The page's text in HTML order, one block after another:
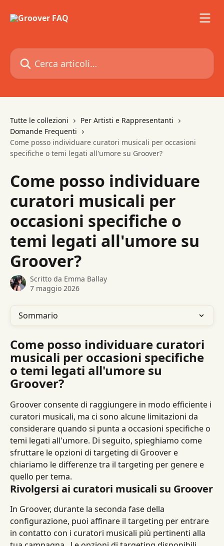
Cerca articoli…
Tutte le collezioni
Per Artisti e Rappresentanti
Domande Frequenti
Come posso individuare curatori musicali per occasioni
specifiche o temi legati all'umore su Groover?
Come posso individuare
curatori musicali per
occasioni specifiche o
temi legati all'umore su
Groover?
Scritto da Emma Ballay
7 maggio 2026
Sommario
Come posso individuare curatori
musicali per occasioni specifiche
o temi legati all'umore su
Groover?
Groover consente di raggiungere in modo efficiente i
curatori musicali, ma ci sono alcune limitazioni da
considerare quando si punta a occasioni specifiche o
temi legati all'umore. Di seguito, spieghiamo come
sfruttare le opzioni di targeting di Groover e
chiariamo le differenze tra il targeting per genere e
quello per tema.
Rivolgersi ai curatori musicali su Groover
In Groover, durante la seconda fase della
configurazione, puoi affinare il targeting per entrare
in contatto con i curatori musicali più pertinenti alla